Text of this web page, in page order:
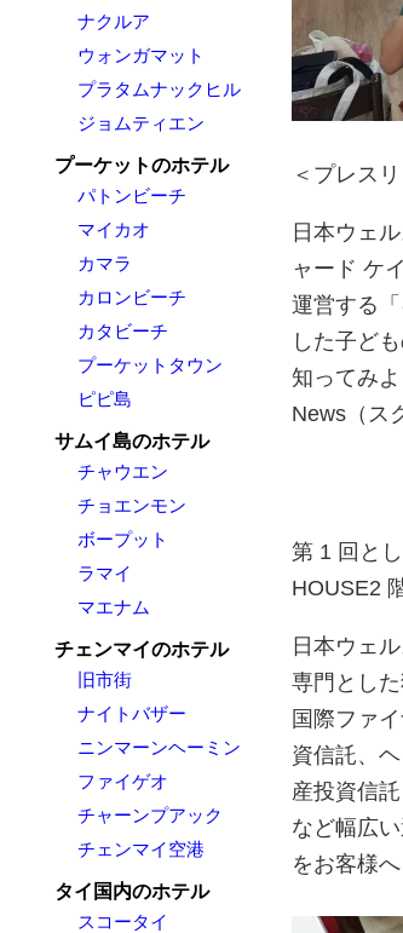
ナクルア
ウォンガマット
プラタムナックヒル
ジョムティエン
プーケットのホテル
パトンビーチ
マイカオ
カマラ
カロンビーチ
カタビーチ
プーケットタウン
ピピ島
サムイ島のホテル
チャウエン
チョエンモン
ボープット
ラマイ
マエナム
チェンマイのホテル
旧市街
ナイトバザー
ニンマーンヘーミン
ファイゲオ
チャーンプアック
チェンマイ空港
タイ国内のホテル
スコータイ
＜プレス
日本ウェ
ャード ケ
運営する
した子ど
知ってみ
News（ス
第 1 回と
HOUSE2
日本ウェ
専門とし
国際ファ
資信託、
産投資信
など幅広
をお客様